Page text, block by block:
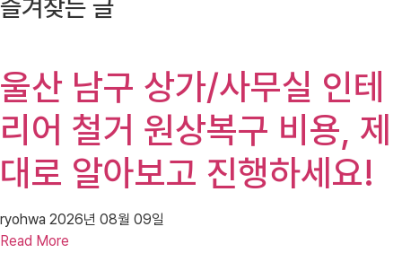
즐겨찾는 글
울산 남구 상가/사무실 인테
리어 철거 원상복구 비용, 제
대로 알아보고 진행하세요!
ryohwa 2026년 08월 09일
Read More